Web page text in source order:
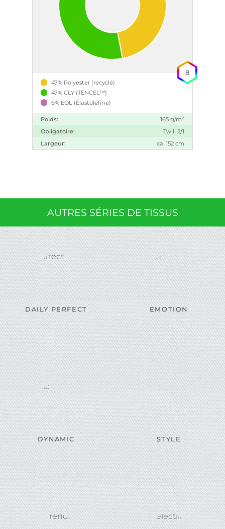
47% Polyester (recyclé)
47% CLY (TENCEL™)
6% EOL (Élastoléfine)
Poids:
165 g/m²
Obligatoire:
Twill 2/1
Largeur:
ca. 152 cm
8
AUTRES SÉRIES DE TISSUS
DAILY PERFECT EMOTION
DYNAMIC STYLE